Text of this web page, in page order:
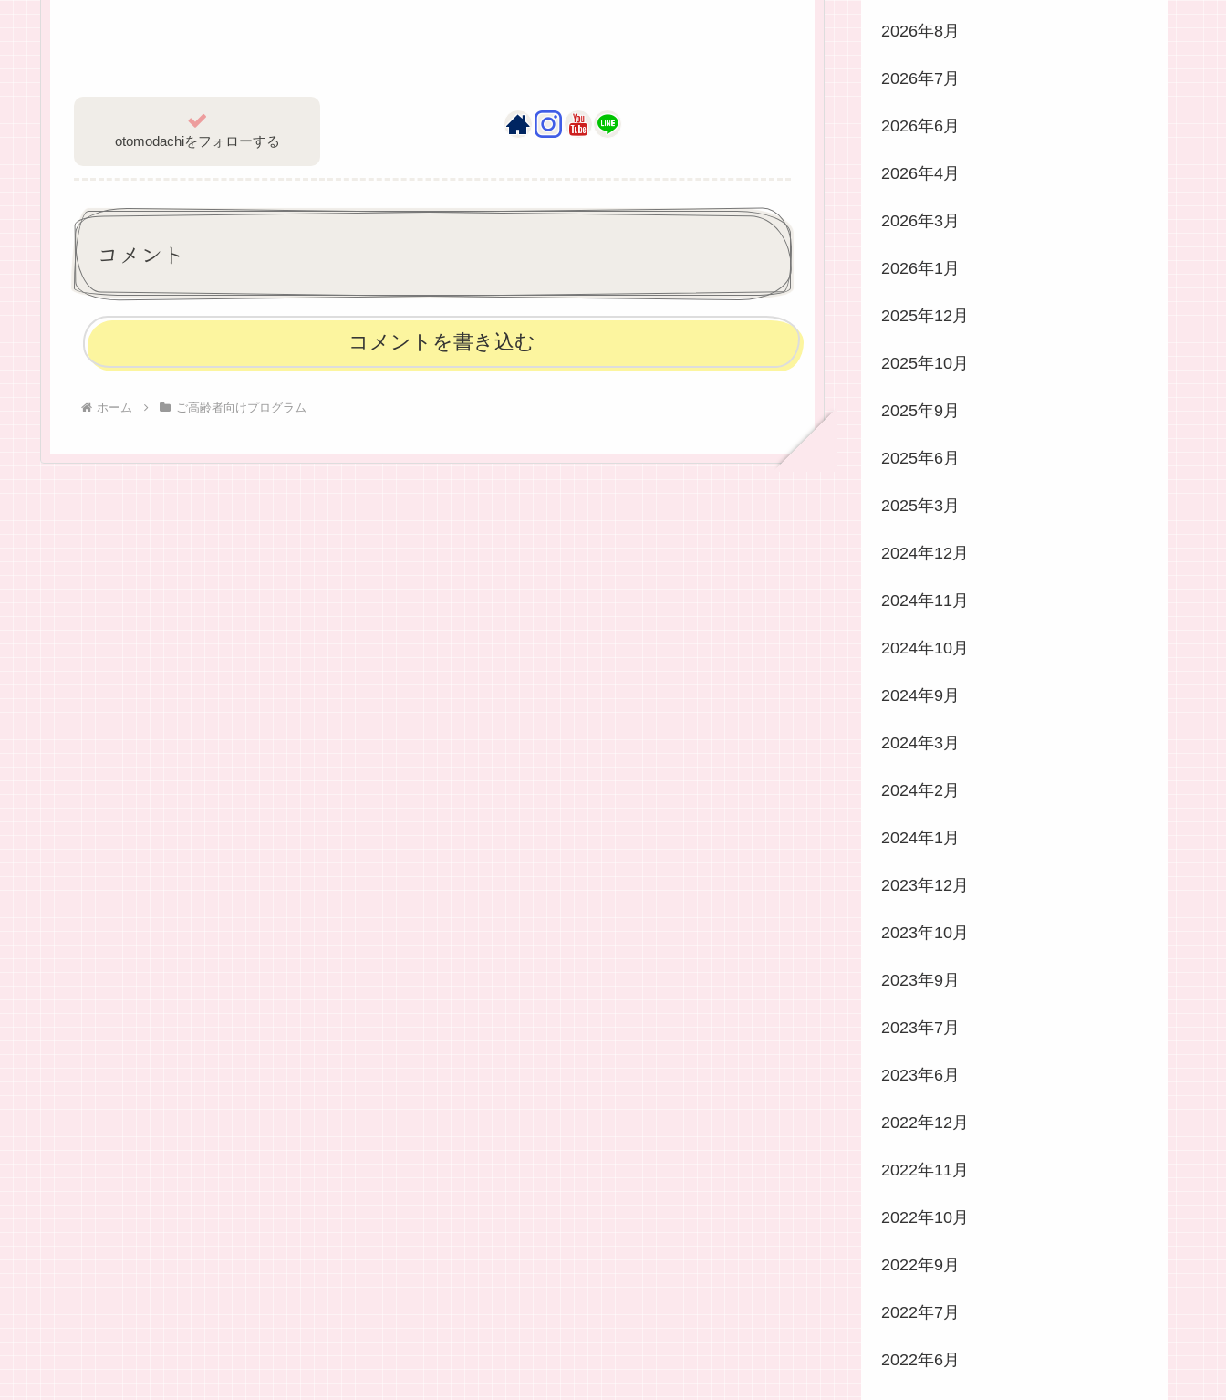
otomodachiをフォローする
コメント
コメントを書き込む
ホーム ご高齢者向けプログラム
2026年8月
2026年7月
2026年6月
2026年4月
2026年3月
2026年1月
2025年12月
2025年10月
2025年9月
2025年6月
2025年3月
2024年12月
2024年11月
2024年10月
2024年9月
2024年3月
2024年2月
2024年1月
2023年12月
2023年10月
2023年9月
2023年7月
2023年6月
2022年12月
2022年11月
2022年10月
2022年9月
2022年7月
2022年6月